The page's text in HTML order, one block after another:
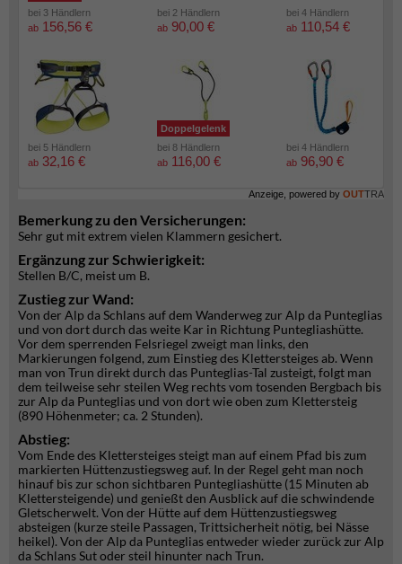
bei 3 Händlern
ab 156,56 €
bei 2 Händlern
ab 90,00 €
bei 4 Händlern
ab 110,54 €
bei 5 Händlern
ab 32,16 €
Doppelgelenk
bei 8 Händlern
ab 116,00 €
bei 4 Händlern
ab 96,90 €
Anzeige, powered by OUTTRA
Bemerkung zu den Versicherungen:
Sehr gut mit extrem vielen Klammern gesichert.
Ergänzung zur Schwierigkeit:
Stellen B/C, meist um B.
Zustieg zur Wand:
Von der Alp da Schlans auf dem Wanderweg zur Alp da Punteglias
und von dort durch das weite Kar in Richtung Puntegliashütte.
Vor dem sperrenden Felsriegel zweigt man links, den
Markierungen folgend, zum Einstieg des Klettersteiges ab. Wenn
man von Trun direkt durch das Punteglias-Tal zusteigt, folgt man
dem teilweise sehr steilen Weg rechts vom tosenden Bergbach bis
zur Alp da Punteglias und von dort wie oben zum Klettersteig
(890 Höhenmeter; ca. 2 Stunden).
Abstieg:
Vom Ende des Klettersteiges steigt man auf einem Pfad bis zum
markierten Hüttenzustiegsweg auf. In der Regel geht man noch
hinauf bis zur schon sichtbaren Puntegliashütte (15 Minuten ab
Klettersteigende) und genießt den Ausblick auf die schwindende
Gletscherwelt. Von der Hütte auf dem Hüttenzustiegsweg
absteigen (kurze steile Passagen, Trittsicherheit nötig, bei Nässe
heikel). Von der Alp da Punteglias entweder wieder zurück zur Alp
da Schlans Sut oder steil hinunter nach Trun.